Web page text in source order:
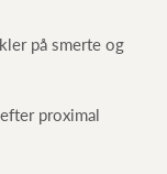
på smerte og
proximal